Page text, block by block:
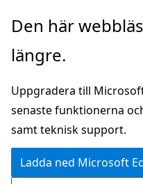
Hoppa
huvudinnehåll
Den här
längre.
Uppgradera till
senaste funktionerna
samt teknisk support.
Ladda ned Microsoft